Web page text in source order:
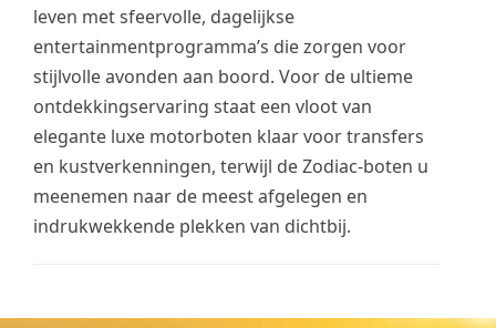
leven met sfeervolle, dagelijkse
entertainmentprogramma’s die zorgen voor
stijlvolle avonden aan boord. Voor de ultieme
ontdekkingservaring staat een vloot van
elegante luxe motorboten klaar voor transfers
en kustverkenningen, terwijl de Zodiac-boten u
meenemen naar de meest afgelegen en
indrukwekkende plekken van dichtbij.